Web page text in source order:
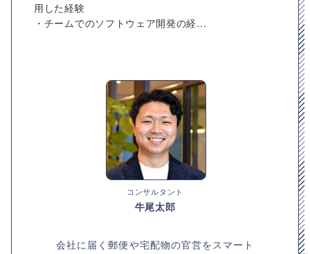
用した経験
・チームでのソフトウェア開発の経...
コンサルタント
牛尾太郎
会社に届く郵便や宅配物の官営をスマート